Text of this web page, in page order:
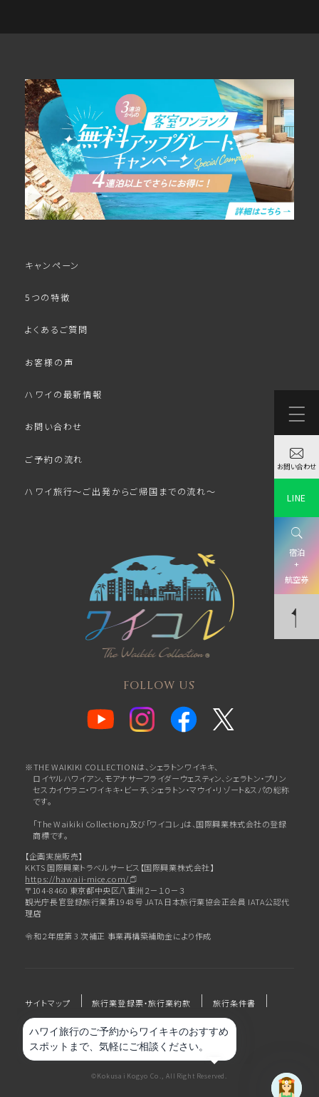
キャンペーン
5つの特徴
よくあるご質問
お客様の声
ハワイの最新情報
お問い合わせ
ご予約の流れ
ハワイ旅行～ご出発からご帰国までの流れ～
FOLLOW US
※THE WAIKIKI COLLECTIONは、シェラトンワイキキ、
ロイヤルハワイアン、モアナサーフライダーウェスティン、シェラトン・プリン
セスカイウラニ・ワイキキ・ビーチ、シェラトン・マウイ・リゾート&スパの総称
です。
「The Waikiki Collection」及び「ワイコレ」は、国際興業株式会社の登録
商標です。
【企画実施販売】
KKTS 国際興業トラベルサービス【国際興業株式会社】
https://hawaii-mice.com/
〒104-8460 東京都中央区八重洲２－１０－３
観光庁長官登録旅行業第1948号 JATA日本旅行業協会正会員 IATA公認代
理店
令和２年度第 3 次補正 事業再構築補助金により作成
サイトマップ 旅行業登録票・旅行業約款 旅行条件書
プライバシーポリシー 会社概要
©Kokusai Kogyo Co., All Right Reserved.
お問い合わせ
LINE
宿泊
+
航空券